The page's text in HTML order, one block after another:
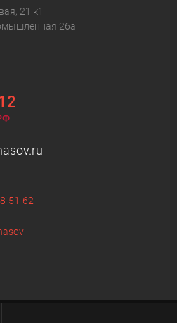
21 к1
26а
51-62